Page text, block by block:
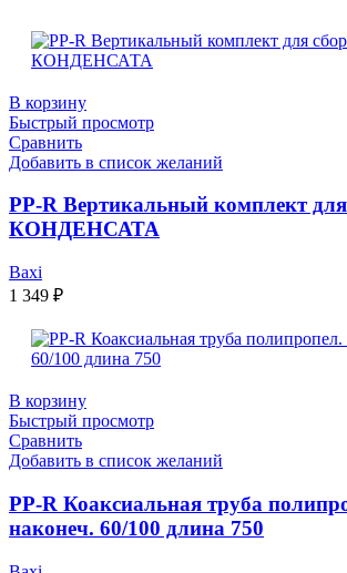
В корзину
Быстрый просмотр
Сравнить
Добавить в список желаний
PP-R Вертикальный комплект
КОНДЕНСАТА
Baxi
1 349 ₽
В корзину
Быстрый просмотр
Сравнить
Добавить в список желаний
PP-R Коаксиальная труба
наконеч. 60/100 длина 750